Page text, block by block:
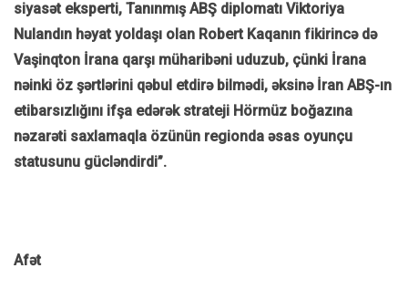
siyasət eksperti, Tanınmış ABŞ diplomatı Viktoriya
Nulandın həyat yoldaşı olan Robert Kaqanın fikirincə də
Vaşinqton İrana qarşı müharibəni uduzub, çünki İrana
nəinki öz şərtlərini qəbul etdirə bilmədi, əksinə İran ABŞ-ın
etibarsızlığını ifşa edərək strateji Hörmüz boğazına
nəzarəti saxlamaqla özünün regionda əsas oyunçu
statusunu gücləndirdi”.
Afət